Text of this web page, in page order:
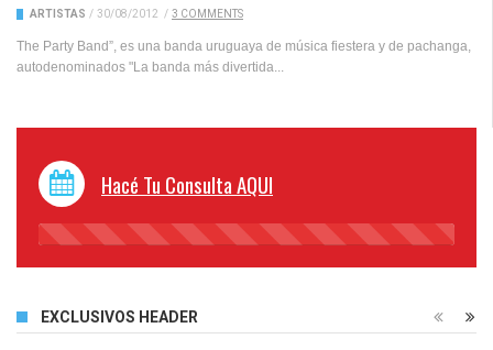
ARTISTAS / 30/08/2012 / 3 COMMENTS
The Party Band”, es una banda uruguaya de música fiestera y de pachanga,
autodenominados "La banda más divertida...
Hacé Tu Consulta AQUI
45%
EXCLUSIVOS HEADER